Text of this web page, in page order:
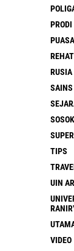
PUASA
REHAT
RUSIA
SAINS
SOSOK
TIPS
UIN
VIDEO